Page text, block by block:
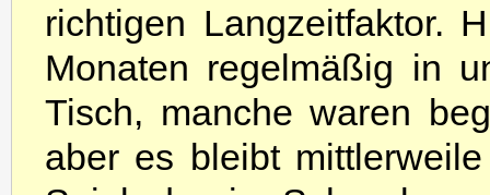
richtigen Langzeitfaktor.
Monaten regelmäßig in
Tisch, manche waren
aber es bleibt